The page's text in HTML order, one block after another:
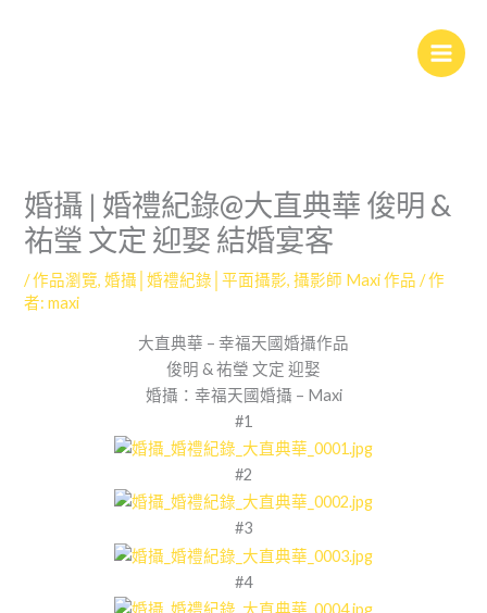
婚攝 | 婚禮紀錄@大直典華 俊明 &
祐瑩 文定 迎娶 結婚宴客
/作品瀏覽,婚攝│婚禮紀錄│平面攝影,攝影師 Maxi 作品 / 作
者:maxi
大直典華 – 幸福天國婚攝作品
俊明 & 祐瑩 文定 迎娶
婚攝：幸福天國婚攝 – Maxi
#1
#2
#3
#4